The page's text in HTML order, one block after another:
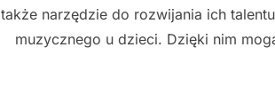
także narzędzie do rozwijania ich
muzycznego u dzieci. Dzięki nim